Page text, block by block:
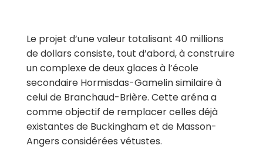
Le projet d’une valeur totalisant 40 millions
de dollars consiste, tout d’abord, à construire
un complexe de deux glaces à l’école
secondaire Hormisdas-Gamelin similaire à
celui de Branchaud-Brière. Cette aréna a
comme objectif de remplacer celles déjà
existantes de Buckingham et de Masson-
Angers considérées vétustes.